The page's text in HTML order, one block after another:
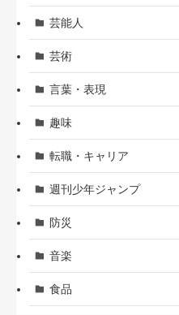
芸能人
芸術
言葉・表現
趣味
転職・キャリア
週刊少年ジャンプ
防災
音楽
食品